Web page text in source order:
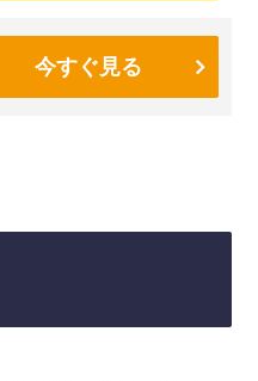
今すぐ見る